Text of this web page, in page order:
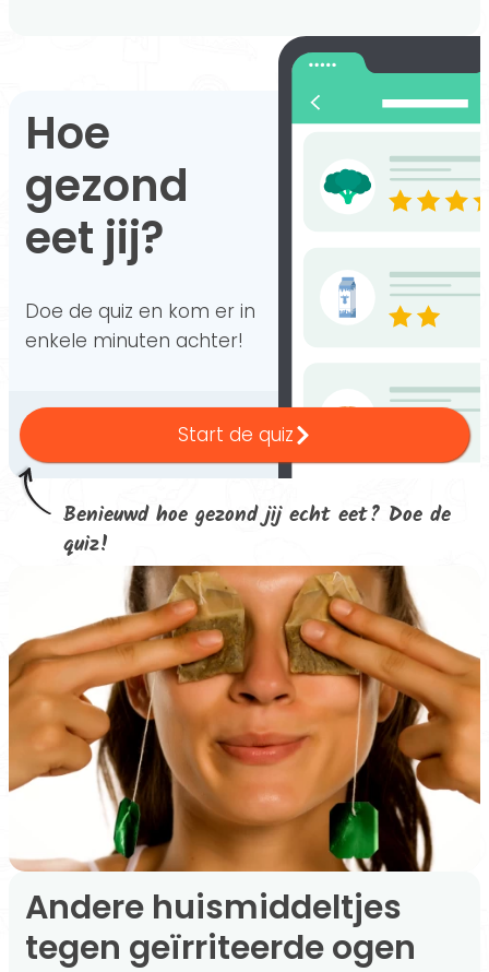
Benieuwd hoe gezond jij echt eet? Doe de
quiz!
Hoe
gezond
eet jij?
Doe de quiz en kom er in
enkele minuten achter!
Start de quiz
Andere huismiddeltjes
tegen geïrriteerde ogen